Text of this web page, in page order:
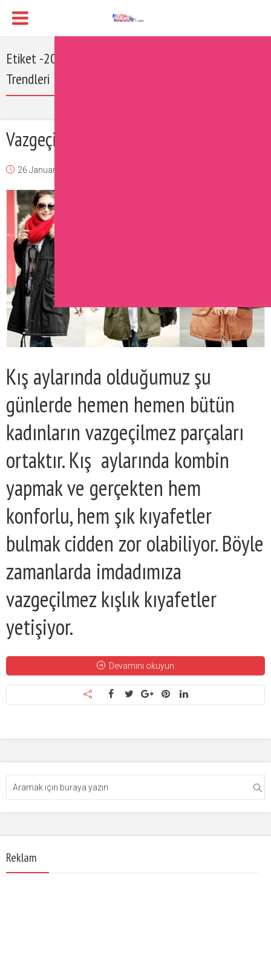
Etiket -2016-2017 Sonbahar/Kış Aksesuar
Trendleri
Vazgeçilmez Kışlık Kıyafetler
26 January 2017
Kış aylarında olduğumuz şu
günlerde hemen hemen bütün
kadınların vazgeçilmez parçaları
ortaktır. Kış aylarında kombin
yapmak ve gerçekten hem
konforlu, hem şık kıyafetler
bulmak cidden zor olabiliyor. Böyle
zamanlarda imdadımıza
vazgeçilmez kışlık kıyafetler
yetişiyor.
Devamını okuyun
Reklam